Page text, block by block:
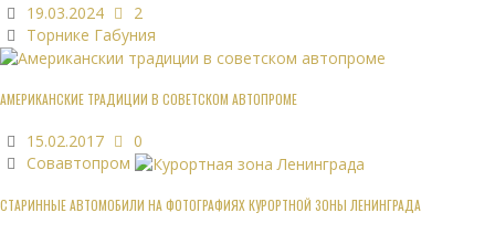
19.03.2024
2
Торнике Габуния
АМЕРИКАНСКИЕ ТРАДИЦИИ В СОВЕТСКОМ АВТОПРОМЕ
15.02.2017
0
Совавтопром
СТАРИННЫЕ АВТОМОБИЛИ НА ФОТОГРАФИЯХ КУРОРТНОЙ ЗОНЫ ЛЕНИНГРАДА